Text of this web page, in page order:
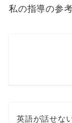
私の指導の参
英語が話せな